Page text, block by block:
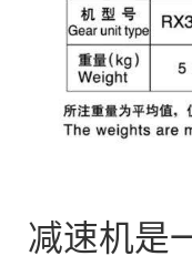
减速机是